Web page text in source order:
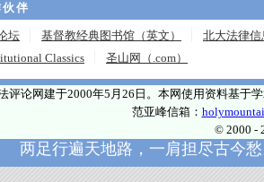
伴
坛 基督教经典图书馆（英文）
北大法律信
Classics
圣山网（.com）
评论网建于2000年5月26日。本网使用资料基于
范亚峰信箱：
© 2000 -
两足行遍天地路，一肩担尽古今